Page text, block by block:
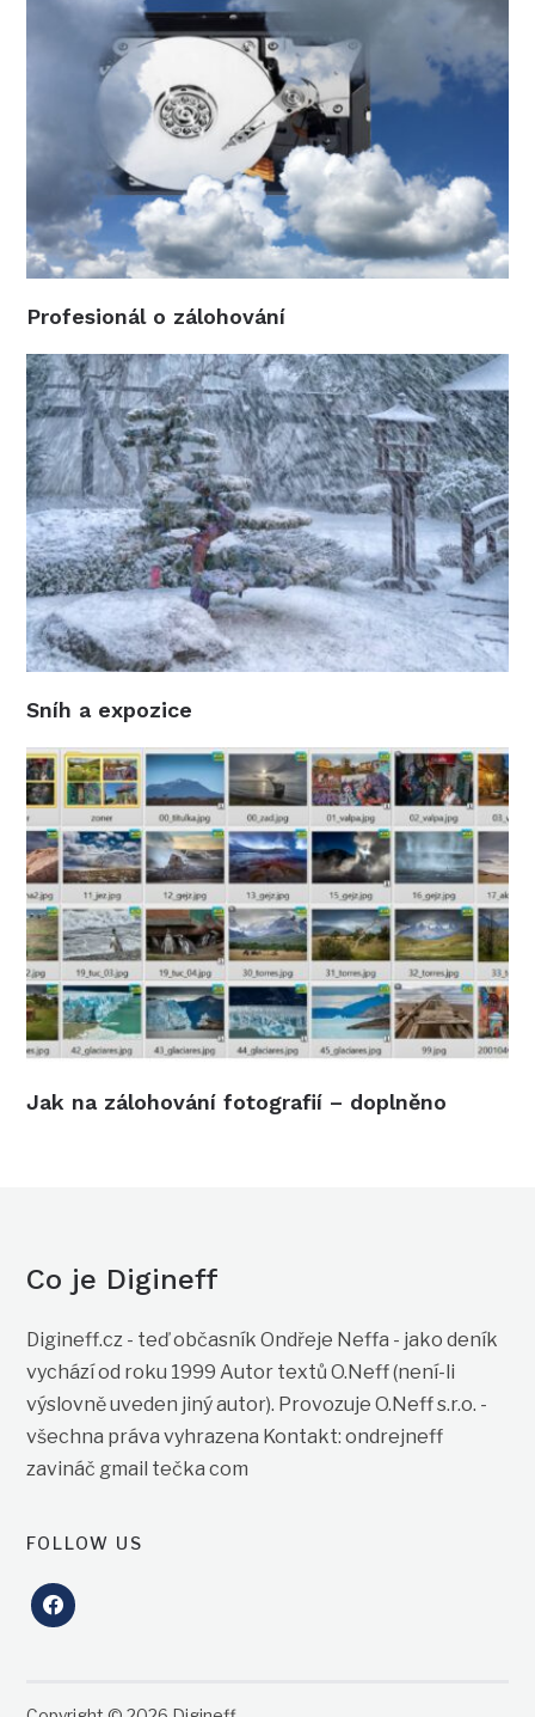
Profesionál o zálohování
Sníh a expozice
Jak na zálohování fotografií – doplněno
Co je Digineff
Digineff.cz - teď občasník Ondřeje Neffa - jako deník
vychází od roku 1999 Autor textů O.Neff (není-li
výslovně uveden jiný autor). Provozuje O.Neff s.r.o. -
všechna práva vyhrazena Kontakt: ondrejneff
zavináč gmail tečka com
FOLLOW US
facebook